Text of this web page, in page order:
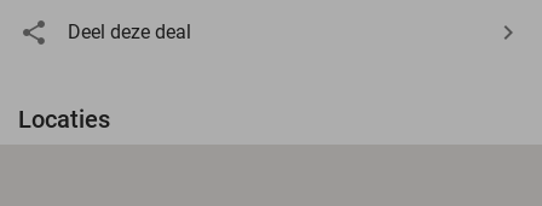
Deel deze deal
Locaties